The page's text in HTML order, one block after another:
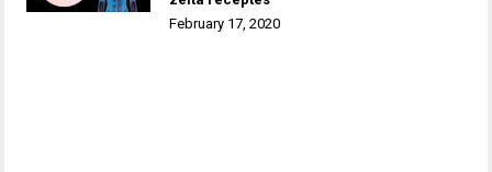
February 17, 2020